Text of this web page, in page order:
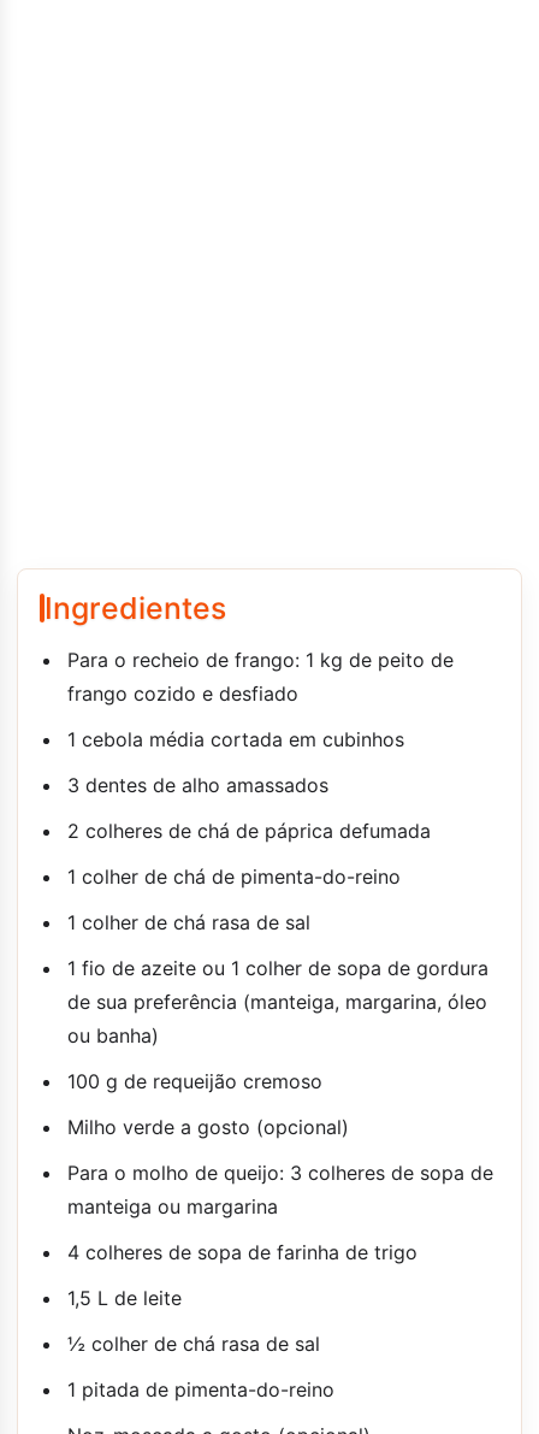
Ingredientes
Para o recheio de frango: 1 kg de peito de
frango cozido e desfiado
1 cebola média cortada em cubinhos
3 dentes de alho amassados
2 colheres de chá de páprica defumada
1 colher de chá de pimenta-do-reino
1 colher de chá rasa de sal
1 fio de azeite ou 1 colher de sopa de gordura
de sua preferência (manteiga, margarina, óleo
ou banha)
100 g de requeijão cremoso
Milho verde a gosto (opcional)
Para o molho de queijo: 3 colheres de sopa de
manteiga ou margarina
4 colheres de sopa de farinha de trigo
1,5 L de leite
½ colher de chá rasa de sal
1 pitada de pimenta-do-reino